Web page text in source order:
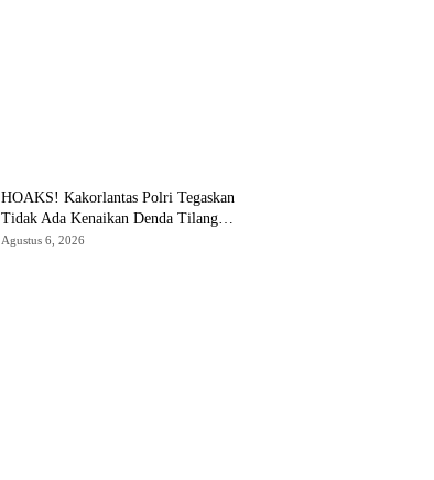
HOAKS! Kakorlantas Polri Tegaskan
Tidak Ada Kenaikan Denda Tilang
150% dan Tilang Manual Menyeluruh
Agustus 6, 2026